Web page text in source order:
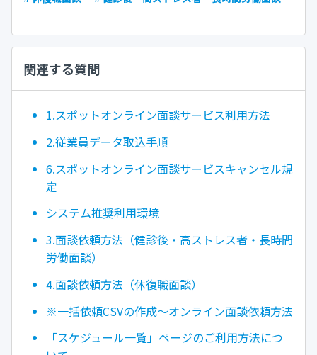
関連する質問
1.スポットオンライン面談サービス利用方法
2.従業員データ取込手順
6.スポットオンライン面談サービスキャンセル規
定
システム推奨利用環境
3.面談依頼方法（健診後・高ストレス者・長時間
労働面談）
4.面談依頼方法（休復職面談）
※一括依頼CSVの作成～オンライン面談依頼方法
「スケジュール一覧」ページのご利用方法につ